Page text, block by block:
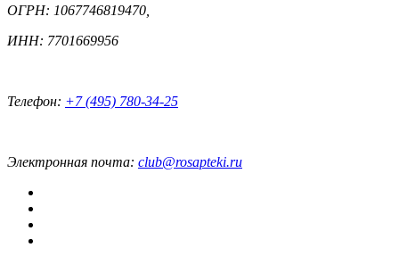
ОГРН: 1067746819470,
ИНН: 7701669956
Телефон: +7 (495) 780-34-25
Электронная почта: club@rosapteki.ru